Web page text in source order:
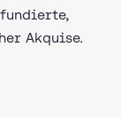
Akquise.